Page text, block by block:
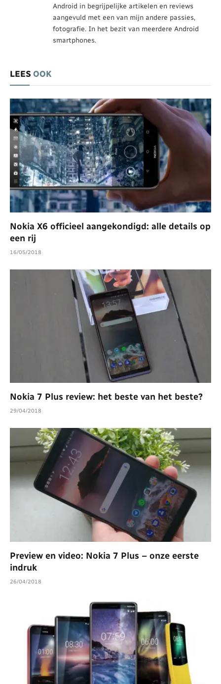
Android in begrijpelijke artikelen en reviews
aangevuld met een van mijn andere passies,
fotografie. In het bezit van meerdere Android
smartphones.
LEES OOK
Nokia X6 officieel aangekondigd: alle details op
een rij
16/05/2018
Nokia 7 Plus review: het beste van het beste?
29/04/2018
Preview en video: Nokia 7 Plus – onze eerste
indruk
26/04/2018